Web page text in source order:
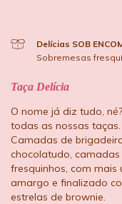
Delícias SOB
Sobremesas
Taça Delícia
O nome já diz tudo,
todas as nossas taças.
Camadas de
chocolatudo,
fresquinhos, com
amargo e finalizado
estrelas de brownie.